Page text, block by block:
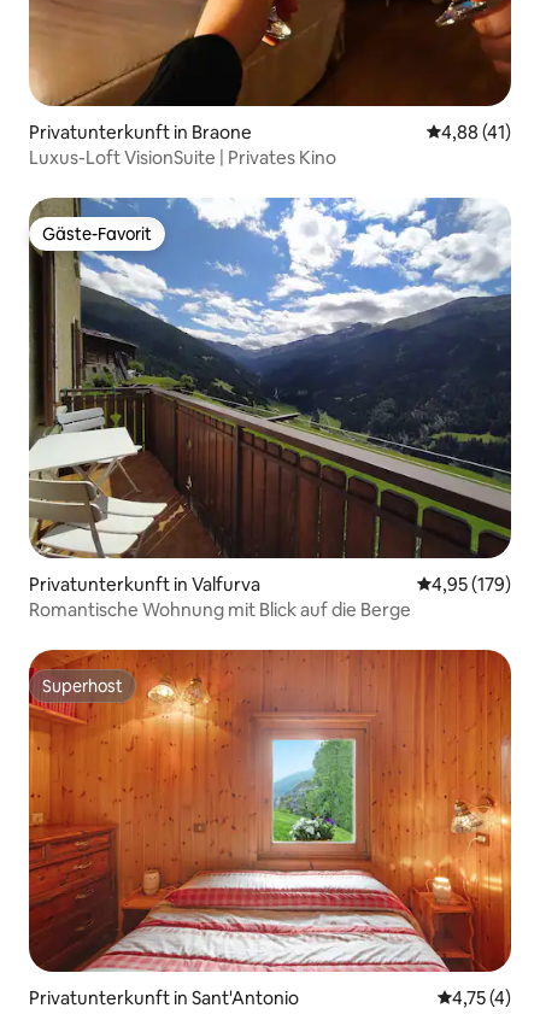
Privatunterkunft in Braone
4,88 (41)
Luxus-Loft VisionSuite | Privates Kino
Gäste-Favorit
Gäste-Favorit
Privatunterkunft in Valfurva
4,95 (179)
Romantische Wohnung mit Blick auf die Berge
Superhost
Superhost
Privatunterkunft in Sant'Antonio
4,75 (4)